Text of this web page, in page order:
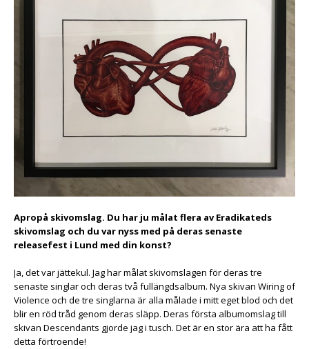
Apropå skivomslag. Du har ju målat flera av Eradikateds
skivomslag och du var nyss med på deras senaste
releasefest i Lund med din konst?
Ja, det var jättekul. Jag har målat skivomslagen för deras tre
senaste singlar och deras två fullängdsalbum. Nya skivan Wiring of
Violence och de tre singlarna är alla målade i mitt eget blod och det
blir en röd tråd genom deras släpp. Deras första albumomslag till
skivan Descendants gjorde jag i tusch. Det är en stor ära att ha fått
detta förtroende!